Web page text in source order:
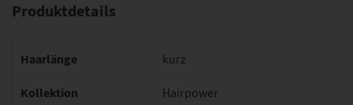
Produktdetails
Haarlänge kurz
Kollektion Hairpower